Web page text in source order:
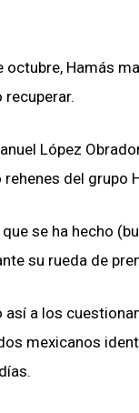
Hamás
López
del grupo
se ha hecho
su rueda de
a los
mexicanos